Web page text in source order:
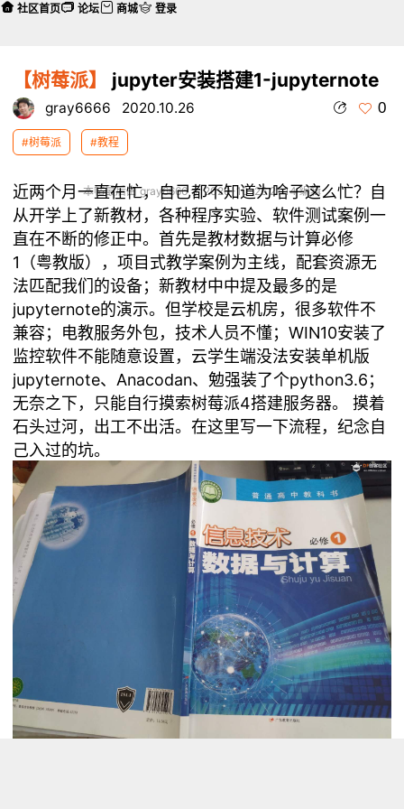
【树莓派】 jupyter安装搭建1-jupyternote
gray6666 2020.10.26 0
#树莓派 #教程
本帖最后由 gray6666 于 2020-10-26 21:14 编辑
近两个月一直在忙，自己都不知道为啥子这么忙？自
从开学上了新教材，各种程序实验、软件测试案例一
直在不断的修正中。首先是教材数据与计算必修
1（粤教版），项目式教学案例为主线，配套资源无
法匹配我们的设备；新教材中中提及最多的是
jupyternote的演示。但学校是云机房，很多软件不
兼容；电教服务外包，技术人员不懂；WIN10安装了
监控软件不能随意设置，云学生端没法安装单机版
jupyternote、Anacodan、勉强装了个python3.6；
无奈之下，只能自行摸索树莓派4搭建服务器。 摸着
石头过河，出工不出活。在这里写一下流程，纪念自
己入过的坑。
社区首页 论坛 商城 登录